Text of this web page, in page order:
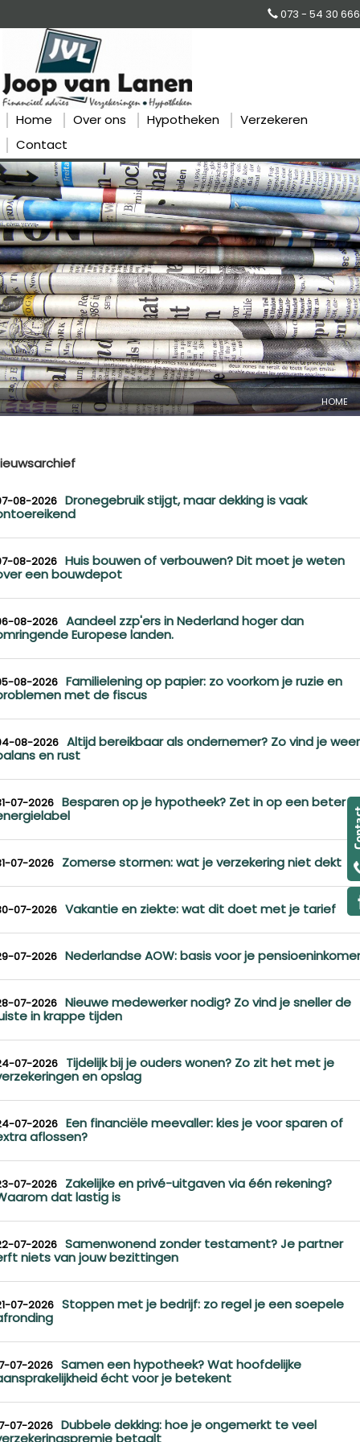
073 - 54 30 666
Home Over ons Hypotheken
Verzekeren
Contact
HOME
08-2026 Dronegebruik stijgt, maar dekking is vaak
08-2026 Huis bouwen of verbouwen? Dit moet je weten
een bouwdepot
08-2026 Aandeel zzp'ers in Nederland hoger dan
Europese landen.
08-2026 Familielening op papier: zo voorkom je ruzie en
met de fiscus
08-2026 Altijd bereikbaar als ondernemer? Zo vind je weer
en rust
07-2026 Besparen op je hypotheek? Zet in op een beter
07-2026 Zomerse stormen: wat je verzekering niet dekt
07-2026 Vakantie en ziekte: wat dit doet met je tarief
07-2026 Nederlandse AOW: basis voor je
07-2026 Nieuwe medewerker nodig? Zo vind je sneller de
in krappe tijden
07-2026 Tijdelijk bij je ouders wonen? Zo zit het met je
en opslag
07-2026 Een financiële meevaller: kies je voor sparen of
aflossen?
07-2026 Zakelijke en privé-uitgaven via één rekening?
dat lastig is
07-2026 Samenwonend zonder testament? Je partner
niets van jouw bezittingen
07-2026 Stoppen met je bedrijf: zo regel je een soepele
07-2026 Samen een hypotheek? Wat hoofdelijke
écht voor je betekent
07-2026 Dubbele dekking: hoe je ongemerkt te veel
betaalt